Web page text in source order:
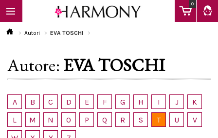
0
EBOOK
LIBRI
Calendario
Autori EVA TOSCHI
Autore: EVA TOSCHI
A B C D E F G H I J
K
L
M N O P Q R S T U
V